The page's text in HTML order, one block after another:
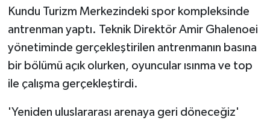
Kundu Turizm Merkezindeki spor kompleksinde
antrenman yaptı. Teknik Direktör Amir Ghalenoei
yönetiminde gerçekleştirilen antrenmanın basına
bir bölümü açık olurken, oyuncular ısınma ve top
ile çalışma gerçekleştirdi.
'Yeniden uluslararası arenaya geri döneceğiz'